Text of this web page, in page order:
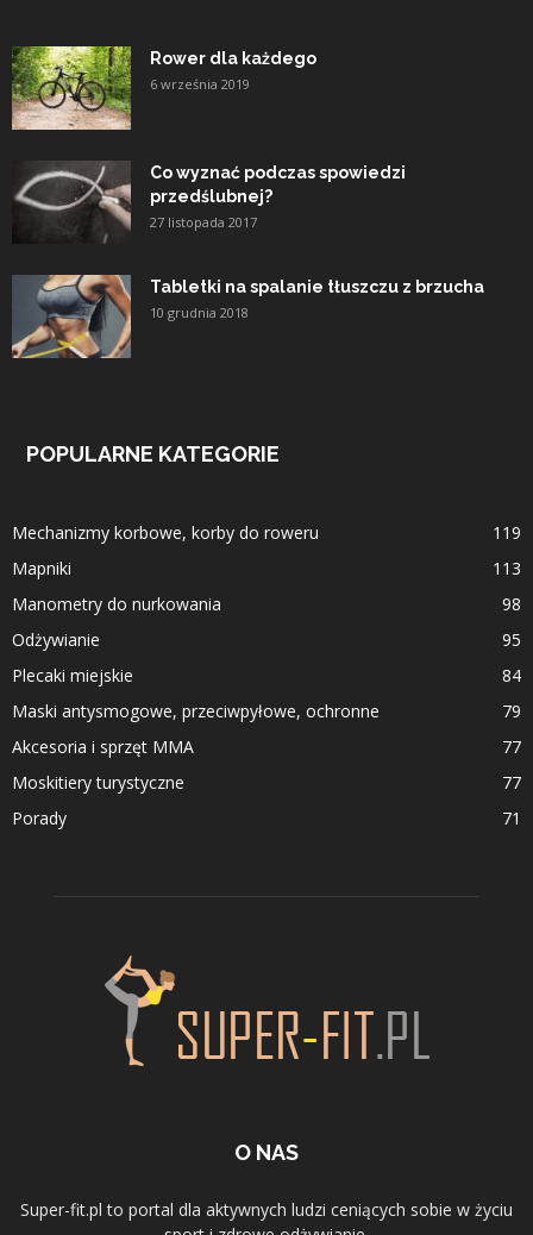
Rower dla każdego
6 września 2019
Co wyznać podczas spowiedzi
przedślubnej?
27 listopada 2017
Tabletki na spalanie tłuszczu z brzucha
10 grudnia 2018
POPULARNE KATEGORIE
Mechanizmy korbowe, korby do roweru
119
Mapniki
113
Manometry do nurkowania
98
Odżywianie
95
Plecaki miejskie
84
Maski antysmogowe, przeciwpyłowe, ochronne
79
Akcesoria i sprzęt MMA
77
Moskitiery turystyczne
77
Porady
71
O NAS
Super-fit.pl to portal dla aktywnych ludzi ceniących sobie w życiu